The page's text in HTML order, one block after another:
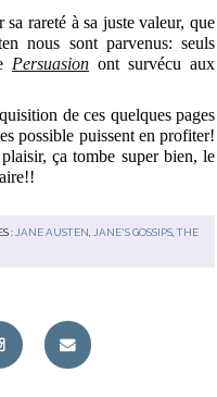
rareté à sa juste valeur, que
nous sont parvenus: seuls
Persuasion ont survécu aux
de ces quelques pages
possible puissent en profiter!
ça tombe super bien, le
: JANE AUSTEN JANE'S GOSSIPS ,THE